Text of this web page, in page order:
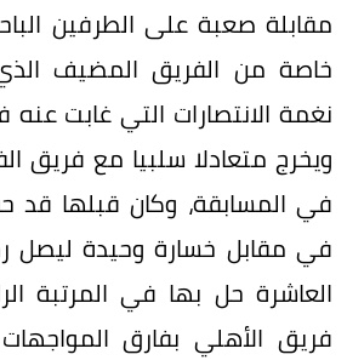
مقابلة صعبة على الطرفين
خاصة من الفريق المضيف
نغمة الانتصارات التي غابت عنه
ويخرج متعادلا سلبيا مع فريق
في المسابقة، وكان قبلها قد
في مقابل خسارة وحيدة ليصل
العاشرة حل بها في المرتبة
فريق الأهلي بفارق